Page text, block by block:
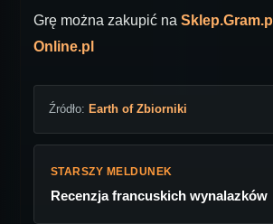
Grę można zakupić na Sklep.Gram.pl
Online.pl
Źródło: Earth of Zbiorniki
STARSZY MELDUNEK
Recenzja francuskich wynalazków